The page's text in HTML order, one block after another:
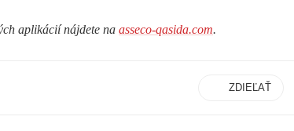
aplikácií nájdete na asseco-qasida.com.
ZDIEĽAŤ